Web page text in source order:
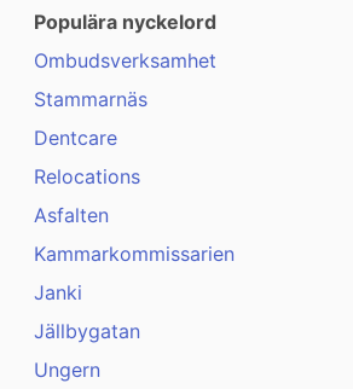
Populära nyckelord
Ombudsverksamhet
Stammarnäs
Dentcare
Relocations
Asfalten
Kammarkommissarien
Janki
Jällbygatan
Ungern